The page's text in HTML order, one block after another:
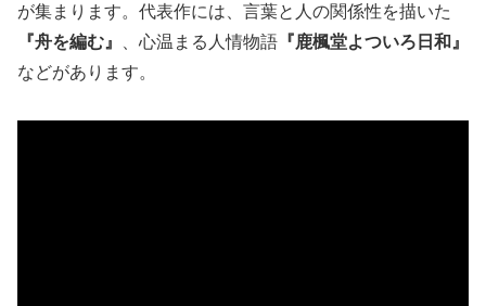
が集まります。代表作には、言葉と人の関係性を描いた
『舟を編む』
、心温まる人情物語 『鹿楓堂よついろ日和』
などがあります。